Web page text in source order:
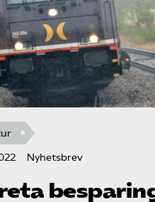
Nyhetsbrev